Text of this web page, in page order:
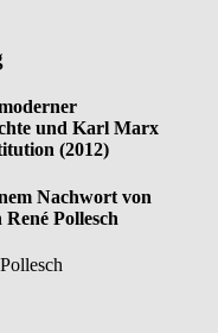
und Karl Marx
(2012)
Nachwort von
Pollesch